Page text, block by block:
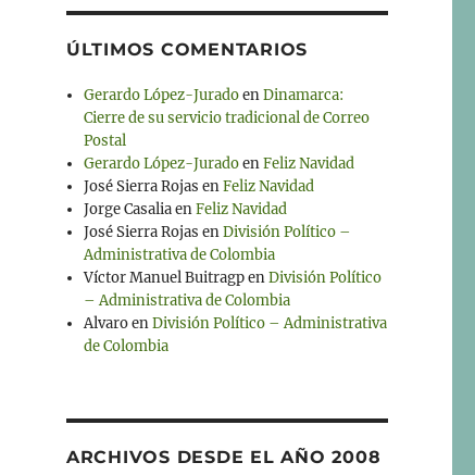
ÚLTIMOS COMENTARIOS
Gerardo López-JuradoenDinamarca:
Cierre de su servicio tradicional de Correo
Postal
Gerardo López-JuradoenFeliz Navidad
José Sierra Rojas enFeliz Navidad
Jorge CasaliaenFeliz Navidad
José Sierra Rojas enDivisión Político –
Administrativa de Colombia
Víctor Manuel BuitragpenDivisión Político
– Administrativa de Colombia
AlvaroenDivisión Político – Administrativa
de Colombia
ARCHIVOS DESDE EL AÑO 2008